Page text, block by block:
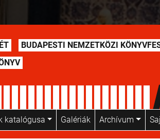
BUDAPESTI NEMZETKÖZI
katalógusa Galériák Archívum